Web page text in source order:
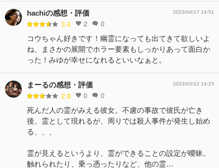
hachiの感想・評価
3.6 2 0
2023/04/17 14:51
コウちゃん好きです！幽霊になっても出てきて欲しいよ
ね、まさかの展開でホラー要素もしっかりあって面白か
った！みゆが幸せになれるといいなぁと。
まーるの感想・評価
2.8 0 0
2023/03/12 14:23
死んだ人の霊がみえる彼女。不慮の事故で彼氏が亡き
後、霊として現れるが、周りでは殺人事件が発生し始め
る、、、
霊が見えるというより、霊ができることの設定が曖昧。
触れられたり、乗っ憑ったりなど、他の霊…